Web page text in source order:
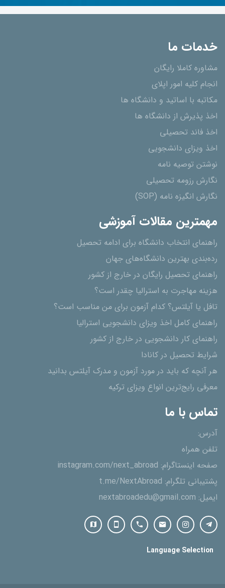
خدمات ما
مشاوره کاملا رایگان
انجام کلیه امور اپلای
مکاتبه با اساتید و دانشگاه ها
اخذ پذیرش از دانشگاه ھا
اخذ فاند تحصیلی
اخذ ویزای دانشجویی
نوشتن توصیه نامه
نگارش رزومه تحصیلی
نگارش انگیزه نامه (SOP)
مهمترین مقالات آموزشی
راهنمای انتخاب دانشگاه برای ادامه تحصیل
رده‌بندی بهترین دانشگاه‌های جهان
راهنمای تحصیل رایگان در خارج از کشور
هزینه مهاجرت به استرالیا چقدر است؟
تافل یا آیلتس؟ کدام آزمون برای من مناسب است؟
راهنمای کامل اخذ ویزای دانشجویی استرالیا
راهنمای کار دانشجویی در خارج از کشور
شرایط تحصیل در کانادا
هر آنچه که باید در مورد آزمون و مدرک آیلتس بدانید
معرفی رایج‌ترین انواع ویزای ترکیه
تماس با ما
آدرس:
تلفن همراه
صفحه اینستاگرام: instagram.com/next_abroad
پشتیبانی تلگرام: t.me/NextAbroad
ایمیل: nextabroadedu@gmail.com
Language Selection